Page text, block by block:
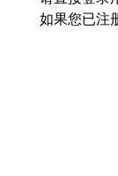
如果您已注